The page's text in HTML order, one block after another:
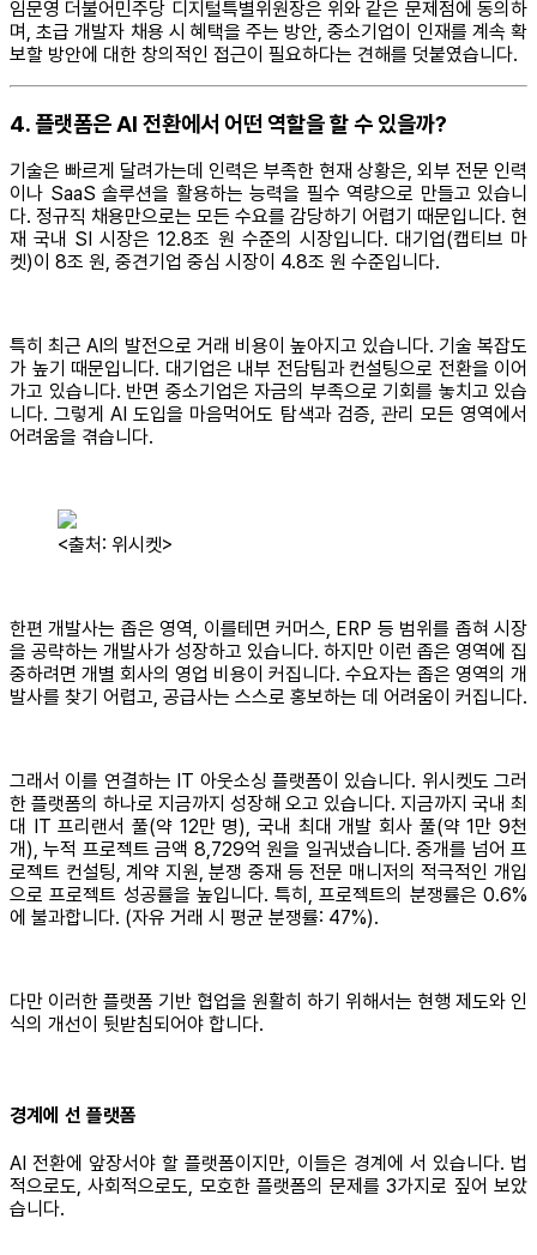
임문영 더불어민주당 디지털특별위원장은 위와 같은 문제점에 동의하
며, 초급 개발자 채용 시 혜택을 주는 방안, 중소기업이 인재를 계속 확
보할 방안에 대한 창의적인 접근이 필요하다는 견해를 덧붙였습니다.
4. 플랫폼은 AI 전환에서 어떤 역할을 할 수 있을까?
기술은 빠르게 달려가는데 인력은 부족한 현재 상황은, 외부 전문 인력
이나 SaaS 솔루션을 활용하는 능력을 필수 역량으로 만들고 있습니
다. 정규직 채용만으로는 모든 수요를 감당하기 어렵기 때문입니다. 현
재 국내 SI 시장은 12.8조 원 수준의 시장입니다. 대기업(캡티브 마
켓)이 8조 원, 중견기업 중심 시장이 4.8조 원 수준입니다.
특히 최근 AI의 발전으로 거래 비용이 높아지고 있습니다. 기술 복잡도
가 높기 때문입니다. 대기업은 내부 전담팀과 컨설팅으로 전환을 이어
가고 있습니다. 반면 중소기업은 자금의 부족으로 기회를 놓치고 있습
니다. 그렇게 AI 도입을 마음먹어도 탐색과 검증, 관리 모든 영역에서
어려움을 겪습니다.
<출처: 위시켓>
한편 개발사는 좁은 영역, 이를테면 커머스, ERP 등 범위를 좁혀 시장
을 공략하는 개발사가 성장하고 있습니다. 하지만 이런 좁은 영역에 집
중하려면 개별 회사의 영업 비용이 커집니다. 수요자는 좁은 영역의 개
발사를 찾기 어렵고, 공급사는 스스로 홍보하는 데 어려움이 커집니다.
그래서 이를 연결하는 IT 아웃소싱 플랫폼이 있습니다. 위시켓도 그러
한 플랫폼의 하나로 지금까지 성장해 오고 있습니다. 지금까지 국내 최
대 IT 프리랜서 풀(약 12만 명), 국내 최대 개발 회사 풀(약 1만 9천
개), 누적 프로젝트 금액 8,729억 원을 일궈냈습니다. 중개를 넘어 프
로젝트 컨설팅, 계약 지원, 분쟁 중재 등 전문 매니저의 적극적인 개입
으로 프로젝트 성공률을 높입니다. 특히, 프로젝트의 분쟁률은 0.6%
에 불과합니다. (자유 거래 시 평균 분쟁률: 47%).
다만 이러한 플랫폼 기반 협업을 원활히 하기 위해서는 현행 제도와 인
식의 개선이 뒷받침되어야 합니다.
경계에 선 플랫폼
AI 전환에 앞장서야 할 플랫폼이지만, 이들은 경계에 서 있습니다. 법
적으로도, 사회적으로도, 모호한 플랫폼의 문제를 3가지로 짚어 보았
습니다.